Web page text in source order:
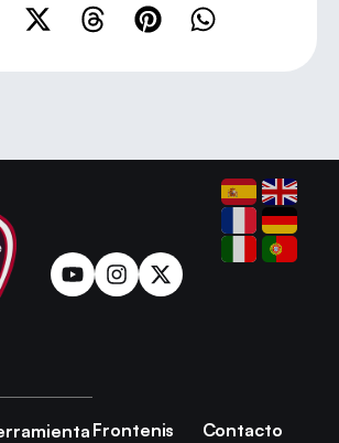
Frontenis
Contacto